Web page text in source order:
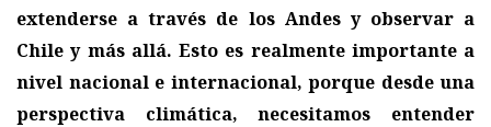
extenderse a través de los Andes y observar a
Chile y más allá. Esto es realmente importante a
nivel nacional e internacional, porque desde una
perspectiva climática, necesitamos entender